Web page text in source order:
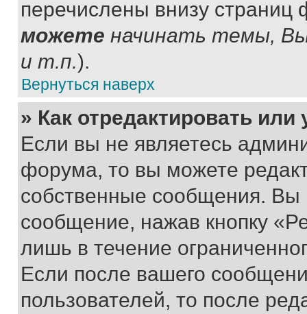
перечислены внизу
можете начинать темы,
и т.п.).
Вернуться наверх
» Как отредактировать
Если вы не являетесь
форума, то вы можете
собственные сообщения. Вы
сообщение, нажав кнопку
лишь в течение
Если после вашего
пользователей, то после